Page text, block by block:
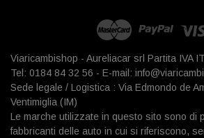
Viaricambishop - Aureliacar srl Partita IVA
Tel: 0184 84 32 56 - E-mail:
Sede legale / Logistica : Via Edmondo de
Ventimiglia (IM)
Le marche utilizzate in questo sito sono di
fabbricanti delle auto in cui si riferiscono,